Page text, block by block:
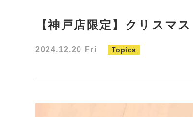
【神戸店限定】クリスマ
2024.12.20 Fri Topics